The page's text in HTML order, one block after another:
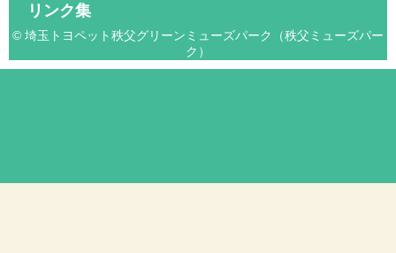
リンク集
© 埼玉トヨペット秩父グリーンミューズパーク（秩父ミューズパー
ク）